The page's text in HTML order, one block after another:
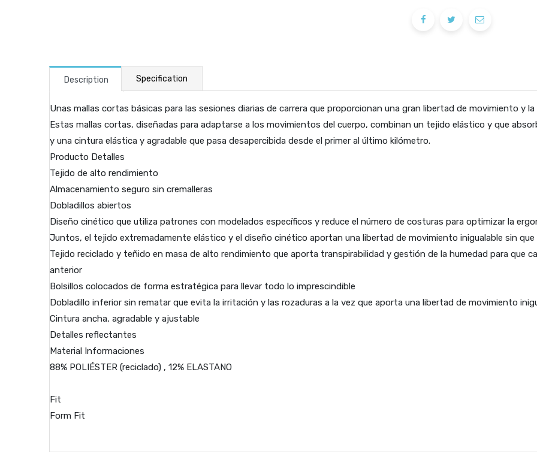
Description Specification
Unas mallas cortas básicas para las sesiones diarias de carrera que proporcionan una gran libertad de movimiento y
Estas mallas cortas, diseñadas para adaptarse a los movimientos del cuerpo, combinan un tejido elástico y que
y una cintura elástica y agradable que pasa desapercibida desde el primer al último kilómetro.
Producto Detalles
Tejido de alto rendimiento
Almacenamiento seguro sin cremalleras
Dobladillos abiertos
Diseño cinético que utiliza patrones con modelados específicos y reduce el número de costuras para optimizar la
Juntos, el tejido extremadamente elástico y el diseño cinético aportan una libertad de movimiento inigualable sin
Tejido reciclado y teñido en masa de alto rendimiento que aporta transpirabilidad y gestión de la humedad para que
anterior
Bolsillos colocados de forma estratégica para llevar todo lo imprescindible
Dobladillo inferior sin rematar que evita la irritación y las rozaduras a la vez que aporta una libertad de movimiento
Cintura ancha, agradable y ajustable
Detalles reflectantes
Material Informaciones
88% POLIÉSTER (reciclado) , 12% ELASTANO
Fit
Form Fit